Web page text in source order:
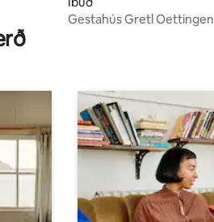
Gestahús Gretl Oettingen